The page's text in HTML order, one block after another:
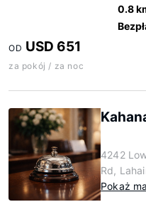
0.8
OD USD 651
za pokój / za noc
4242
Rd,
Pokaż